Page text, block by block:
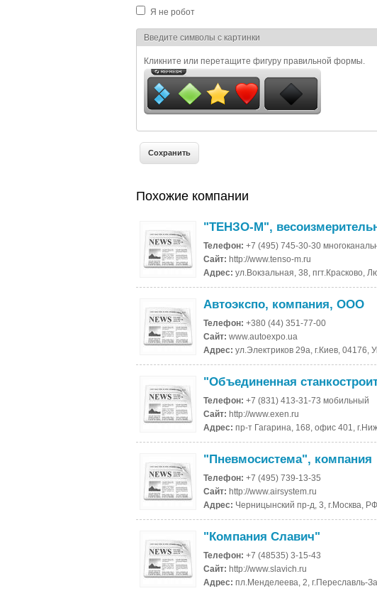
Я не робот
Я спамер
Введите символы с картинки
Кликните или перетащите фигуру правильной формы.
Похожие компании
"ТЕНЗО-М",
Телефон: +7 (495) 745-30-30
Сайт: http://www.tenso-m.ru
Адрес: ул.Вокзальная, 38, пгт.Красково,
Автоэкспо, компания, ООО
Телефон: +380 (44) 351-77-00
Сайт: www.autoexpo.ua
Адрес: ул.Электриков 29а, г.Киев, 04176,
"Объединенная
Телефон: +7 (831) 413-31-73 мобильный
Сайт: http://www.exen.ru
Адрес: пр-т Гагарина, 168, офис 401,
"Пневмосистема", компания
Телефон: +7 (495) 739-13-35
Сайт: http://www.airsystem.ru
Адрес: Черницынский пр-д, 3, г.Москва,
"Компания Славич"
Телефон: +7 (48535) 3-15-43
Сайт: http://www.slavich.ru
Адрес: пл.Менделеева, 2, г.Переславль-